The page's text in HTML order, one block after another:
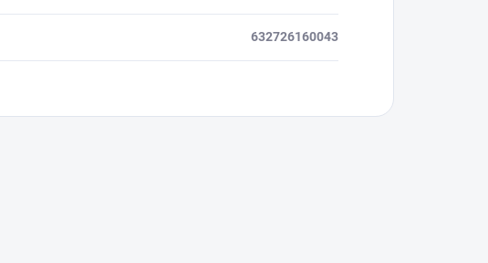
632726160043